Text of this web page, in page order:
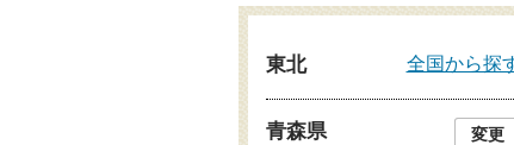
東北 全国から探
青森県 変更